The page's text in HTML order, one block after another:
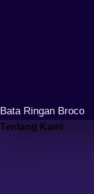
Bata Ringan Broco
Tentang Kami